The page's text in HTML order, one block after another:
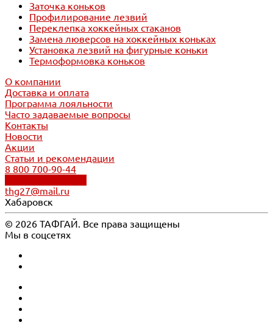
Заточка коньков
Профилирование лезвий
Переклепка хоккейных стаканов
Замена люверсов на хоккейных коньках
Установка лезвий на фигурные коньки
Термоформовка коньков
О компании
Доставка и оплата
Программа лояльности
Часто задаваемые вопросы
Контакты
Новости
Акции
Статьи и рекомендации
8 800 700-90-44
thg27@mail.ru
Хабаровск
© 2026 ТАФГАЙ. Все права защищены
Мы в соцсетях